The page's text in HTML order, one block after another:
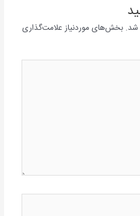
بخش‌های موردنیاز علامت‌گذاری